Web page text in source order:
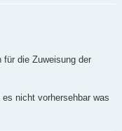
für die Zuweisung der
nicht vorhersehbar was